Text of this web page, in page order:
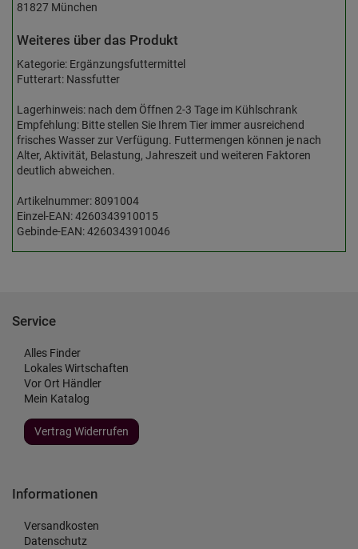
81827 München
Weiteres über das Produkt
Kategorie: Ergänzungsfuttermittel
Futterart: Nassfutter
Lagerhinweis: nach dem Öffnen 2-3 Tage im Kühlschrank
Empfehlung: Bitte stellen Sie Ihrem Tier immer ausreichend
frisches Wasser zur Verfügung. Futtermengen können je nach
Alter, Aktivität, Belastung, Jahreszeit und weiteren Faktoren
deutlich abweichen.
Artikelnummer: 8091004
Einzel-EAN: 4260343910015
Gebinde-EAN: 4260343910046
Service
Alles Finder
Lokales Wirtschaften
Vor Ort Händler
Mein Katalog
Vertrag Widerrufen
Informationen
Versandkosten
Datenschutz